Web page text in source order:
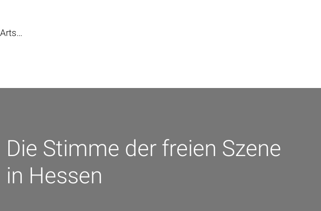
Die Stimme der freien Szene
in Hessen